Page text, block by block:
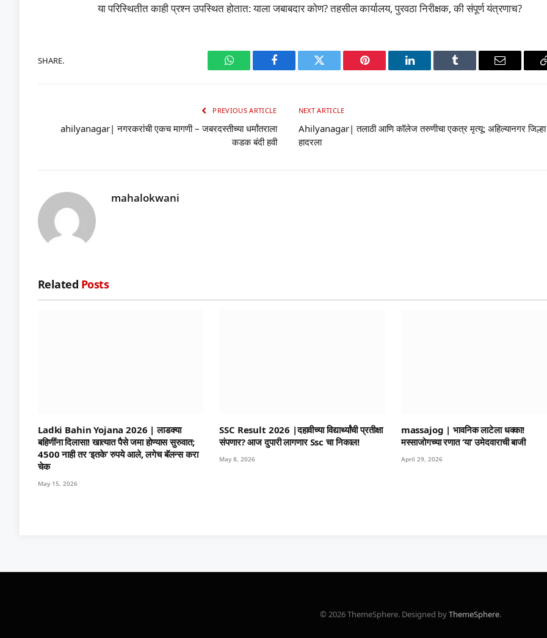
या परिस्थितीत काही प्रश्न उपस्थित होतात: याला जबाबदार कोण? तहसील कार्यालय, पुरवठा निरीक्षक, की संपूर्ण यंत्रणाच?
SHARE.
WhatsAppFacebook Twitter Pinterest LinkedIn Tumblr Email
PREVIOUS ARTICLE
ahilyanagar| नगरकरांची एकच मागणी – जबरदस्तीच्या धर्मांतराला
कडक बंदी हवी
NEXT ARTICLE
Ahilyanagar| तलाठी आणि कॉलेज तरुणीचा एकत्र मृत्यू: अहिल्यानगर जिल्हा
हादरला
mahalokwani
Related Posts
Ladki Bahin Yojana 2026 | लाडक्या
बहिणींना दिलासा! खात्यात पैसे जमा होण्यास सुरुवात;
4500 नाही तर ‘इतके’ रुपये आले, लगेच बॅलन्स करा
चेक
May 15, 2026
SSC Result 2026 |दहावीच्या विद्यार्थ्यांची प्रतीक्षा
संपणार? आज दुपारी लागणार Ssc चा निकाल!
May 8, 2026
massajog | भावनिक लाटेला धक्का!
मस्साजोगच्या रणात ‘या’ उमेदवाराची बाजी
April 29, 2026
© 2026 ThemeSphere. Designed byThemeSphere.